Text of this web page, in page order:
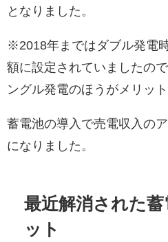
となりました。
※2018年まではダブル発電
額に設定されていましたの
ングル発電のほうがメリッ
蓄電池の導入で売電収入の
になりました。
最近解消された蓄
ット